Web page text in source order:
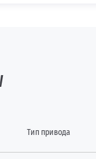
Тип привода